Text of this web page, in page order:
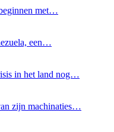
met…
een…
in het land nog…
zijn machinaties…